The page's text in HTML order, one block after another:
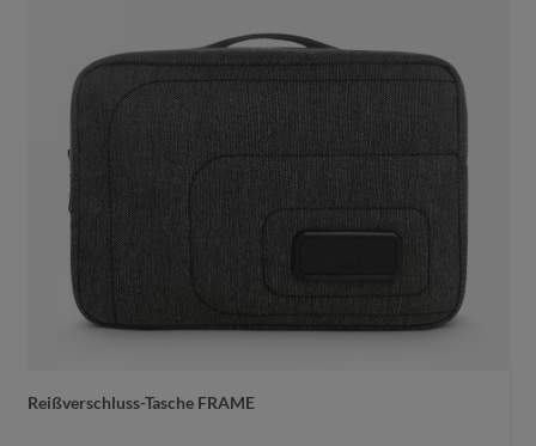
Reißverschluss-Tasche FRAME